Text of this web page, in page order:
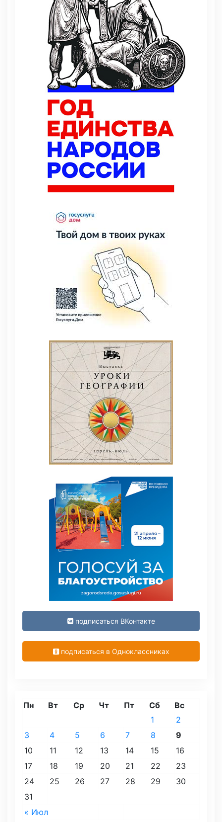
подписаться ВКонтакте
подписаться в Одноклассниках
Пн Вт Ср Чт Пт Сб Вс
« Июл
1
2
3
4 5 6 7 8
9
10
11 12 13 14 15
16
17
18 19 20 21 22
23
24
25 26 27 28 29
30
31